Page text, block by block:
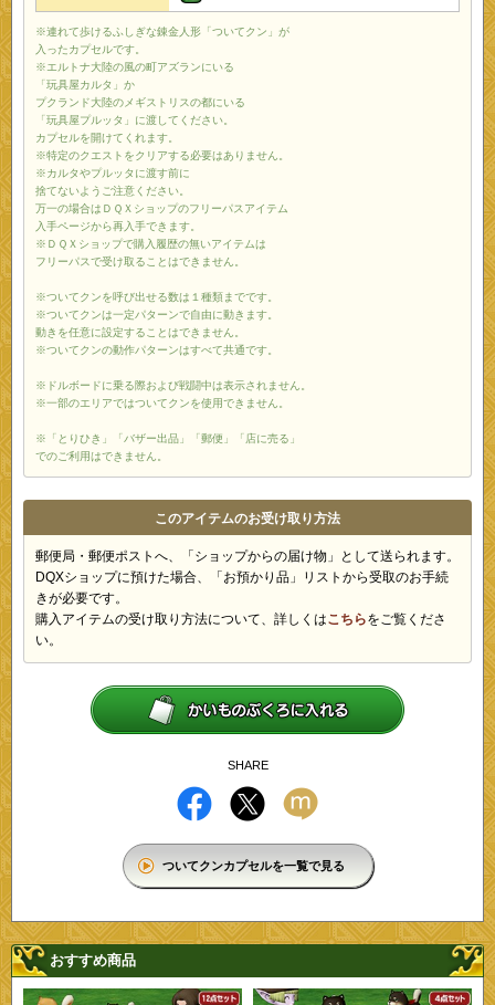
※連れて歩けるふしぎな錬金人形「ついてクン」が
入ったカプセルです。
※エルトナ大陸の風の町アズランにいる
「玩具屋カルタ」か
プクランド大陸のメギストリスの都にいる
「玩具屋プルッタ」に渡してください。
カプセルを開けてくれます。
※特定のクエストをクリアする必要はありません。
※カルタやプルッタに渡す前に
捨てないようご注意ください。
万一の場合はＤＱＸショップのフリーパスアイテム
入手ページから再入手できます。
※ＤＱＸショップで購入履歴の無いアイテムは
フリーパスで受け取ることはできません。
※ついてクンを呼び出せる数は１種類までです。
※ついてクンは一定パターンで自由に動きます。
動きを任意に設定することはできません。
※ついてクンの動作パターンはすべて共通です。
※ドルボードに乗る際および戦闘中は表示されません。
※一部のエリアではついてクンを使用できません。
※「とりひき」「バザー出品」「郵便」「店に売る」
でのご利用はできません。
このアイテムのお受け取り方法
郵便局・郵便ポストへ、「ショップからの届け物」として送られます。
DQXショップに預けた場合、「お預かり品」リストから受取のお手続
きが必要です。
購入アイテムの受け取り方法について、詳しくはこちらをご覧くださ
い。
SHARE
ついてクンカプセルを一覧で見る
おすすめ商品